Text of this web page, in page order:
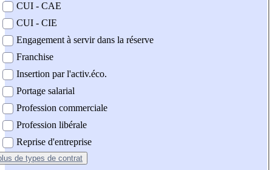
CUI - CAE
CUI - CIE
Engagement à servir dans la réserve
Franchise
Insertion par l'activ.éco.
Portage salarial
Profession commerciale
Profession libérale
Reprise d'entreprise
de types de contrat